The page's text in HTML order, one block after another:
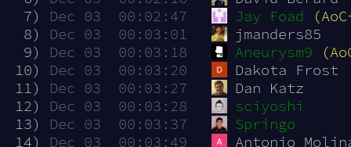
  7)
Dec 03  00:02:47 Jay Foad
  8)
Dec 03  00:03:01
jmanders85
  9)
Dec 03  00:03:18 Aneurysm9
10)
Dec 03  00:03:20
Dakota Frost
11)
Dec 03  00:03:27
Dan Katz
12)
Dec 03  00:03:28
sciyoshi
13)
Dec 03  00:03:37
Springo
14)
Dec 03  00:03:49
Antonio